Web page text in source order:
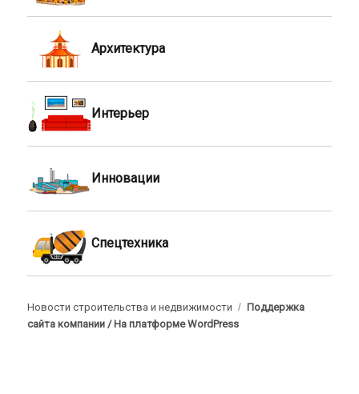
Архитектура
Интерьер
Инновации
Спецтехника
Новости строительства и недвижимости
Поддержка
сайта компании / На платформе WordPress